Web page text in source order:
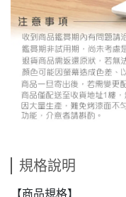
規格說明
【商品規格】